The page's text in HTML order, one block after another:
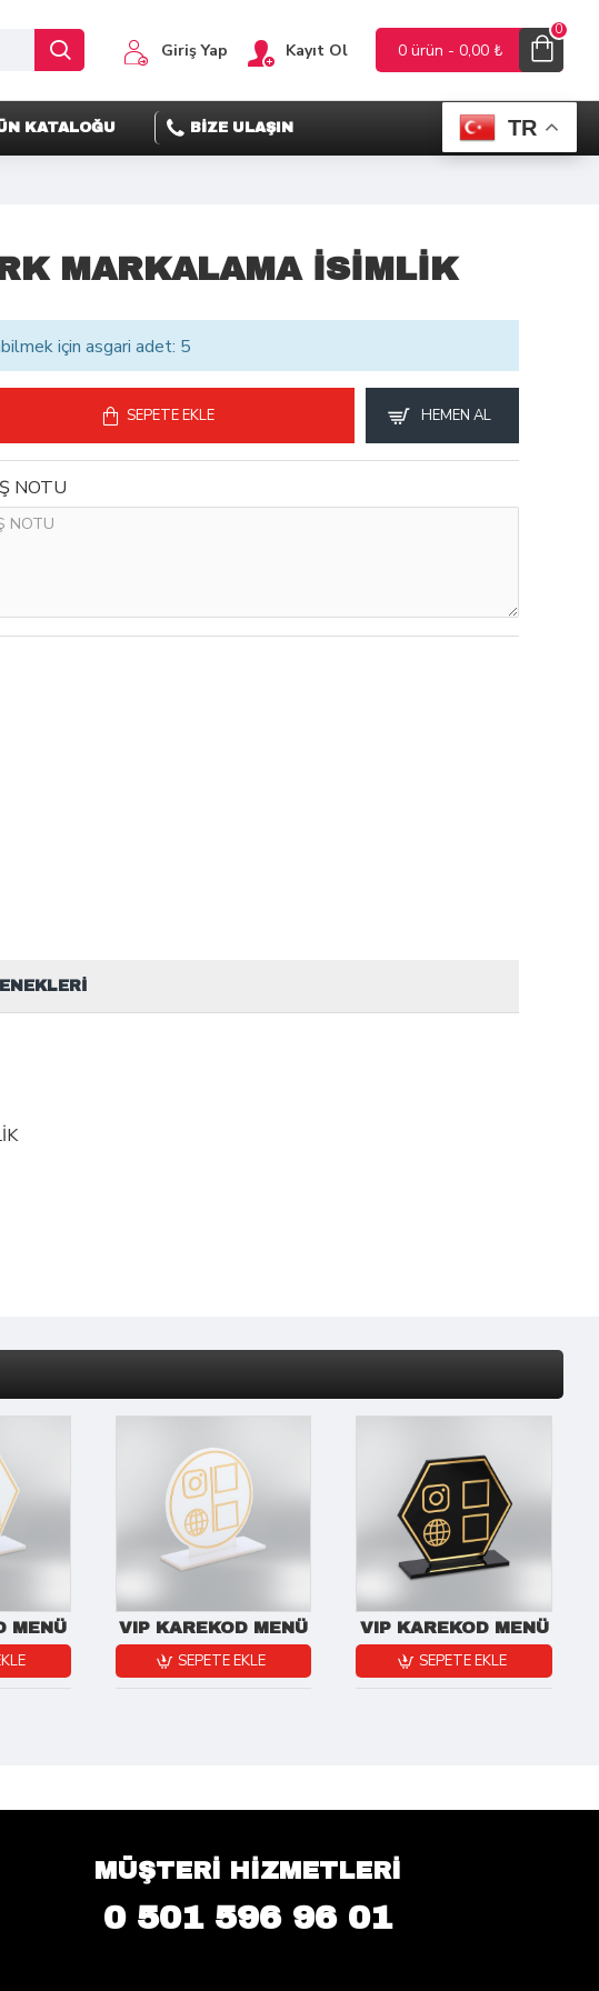
TR
Giriş Yap Kayıt Ol 0 ürün - 0,00 ₺
0
KATALOĞU BİZE ULAŞIN
MARKALAMA İSİMLİK
NOTU
SEPETE EKLE HEMEN AL
için asgari adet: 5
MENÜ VIP KAREKOD MENÜ
SEPETE EKLE
VIP KAREKOD MENÜ
SEPETE EKLE
MÜŞTERİ HİZMETLERİ
0 501 596 96 01